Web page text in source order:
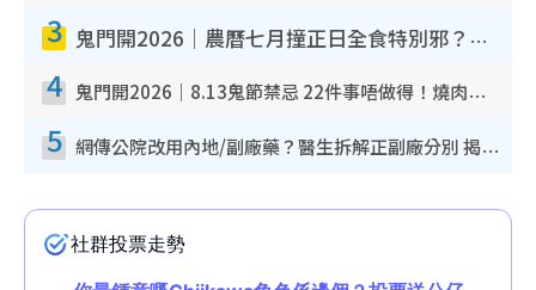
3 鬼門開2026｜農曆七月撞正日全食特別邪？專家警告切忌做一事！揭4大禁忌+2招保平安
4 鬼門開2026｜8.13鬼節禁忌 22件事唔做得！燒肉、刺身要少食？半夜勿吹口哨/打呢個電話
5 網傳公院改用內地/副廠藥？醫生拆解正副廠分別 揭4類人換藥隨時出事